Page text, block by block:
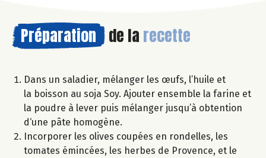
Préparation de la recette
Dans un saladier, mélanger les œufs, l’huile et
la boisson au soja Soy. Ajouter ensemble la farine et
la poudre à lever puis mélanger jusqu’à obtention
d‘une pâte homogène.
Incorporer les olives coupées en rondelles, les
tomates émincées, les herbes de Provence, et le